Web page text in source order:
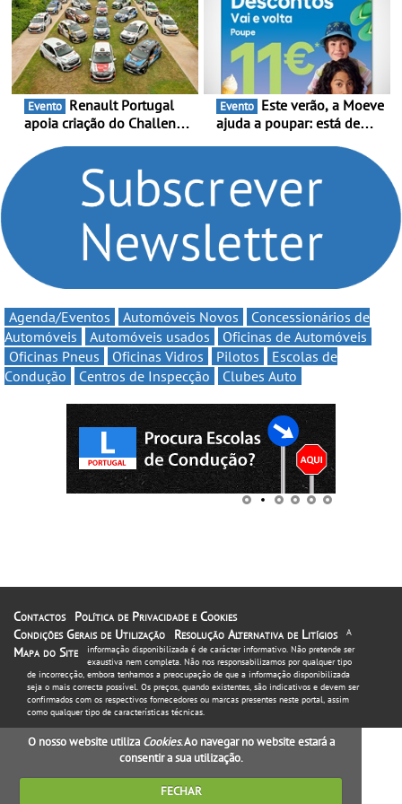
e leva a sua gama SUV
multi-energia às estradas
de Portugal
Portugal Karting 2026
decorre entre 1 de Março e
6 de Setembro
Evento
apoia criação do Challenge
compromisso com o
automobilismo nacional
continua em 2026
Evento
ajuda a poupar: está de
Volta” com descontos de
Agenda/Eventos Automóveis Novos
Concessionários de
Automóveis
Automóveis usados
Oficinas de Automóveis
Oficinas Pneus
Oficinas Vidros Pilotos
Escolas de
Condução
Centros de Inspecção Clubes Auto
Contactos
Política de Privacidade e Cookies
Condições Gerais de Utilização
Resolução Alternativa de Litígios
Mapa do Site
A
informação disponibilizada é de carácter informativo. Não pretende ser
exaustiva nem completa. Não nos responsabilizamos por qualquer tipo
de incorrecção, embora tenhamos a preocupação de que a informação disponibilizada
seja o mais correcta possível. Os preços, quando existentes, são indicativos e devem ser
confirmados com os respectivos fornecedores ou marcas presentes neste portal, assim
como qualquer tipo de características técnicas.
O nosso website utiliza Cookies. Ao navegar no website estará a
consentir a sua utilização.
FECHAR